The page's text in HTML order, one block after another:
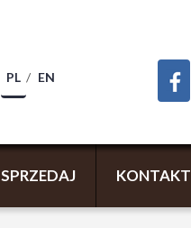
PL EN
SPRZEDAJ KONTAKT